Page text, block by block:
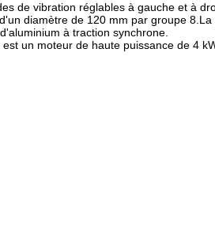
de vibration réglables à gauche et à
diamètre de 120 mm par groupe
à traction synchrone.
un moteur de haute puissance de 4